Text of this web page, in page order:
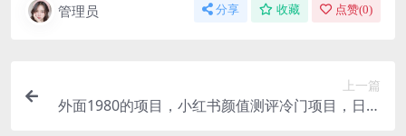
管理员 分享 收藏 点赞(0)
上一篇
外面1980的项目，小红书颜值测评冷门项目，日赚